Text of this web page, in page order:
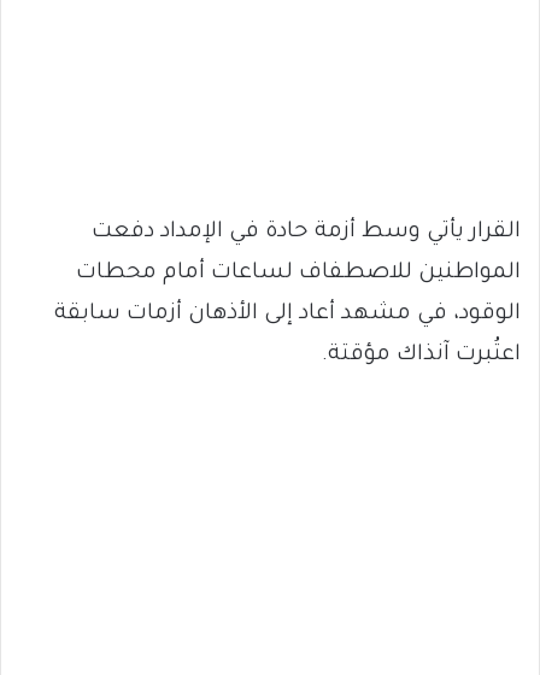
القرار يأتي وسط أزمة حادة في الإمداد دفعت
المواطنين للاصطفاف لساعات أمام محطات
الوقود، في مشهد أعاد إلى الأذهان أزمات سابقة
اعتُبرت آنذاك مؤقتة.